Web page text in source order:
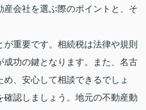
会社を選ぶ際のポイントと、そ
重要です。相続税は法律や規則
功の鍵となります。また、名古
、安心して相談できるでしょ
認しましょう。地元の不動産動